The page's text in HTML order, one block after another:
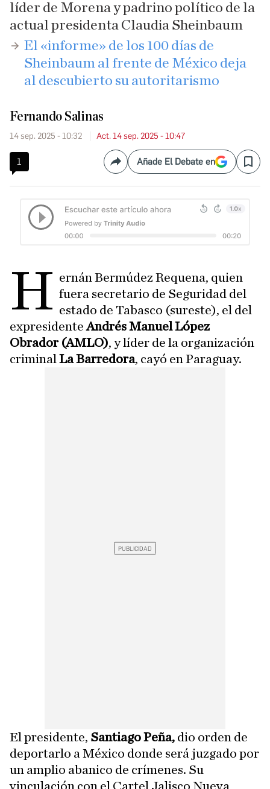
líder de Morena y padrino político de la
actual presidenta Claudia Sheinbaum
​El «informe» de los 100 días de
Sheinbaum al frente de México deja
al descubierto su autoritarismo
Fernando Salinas
14 sep. 2025 - 10:32 Act. 14 sep. 2025 - 10:47
1 CompartirAñade El Debate en Save
H ernán Bermúdez Requena, quien
fuera secretario de Seguridad del
estado de Tabasco (sureste), el del
expresidenteAndrés Manuel López
Obrador (AMLO), y líder de la organización
criminal La Barredora, cayó en Paraguay.
El presidente, Santiago Peña, dio orden de
deportarlo a México donde será juzgado por
un amplio abanico de crímenes. Su
vinculación con el Cartel Jalisco Nueva